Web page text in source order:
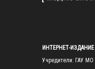
ИНТЕРНЕТ-
Учредители: ГАУ